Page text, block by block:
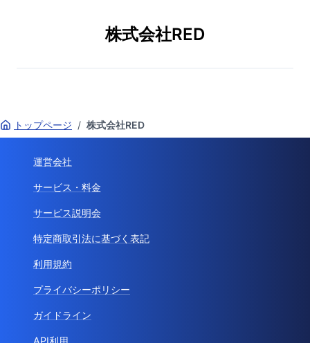
株式会社RED
トップページ / 株式会社RED
運営会社
サービス・料金
サービス説明会
特定商取引法に基づく表記
利用規約
プライバシーポリシー
ガイドライン
API利用